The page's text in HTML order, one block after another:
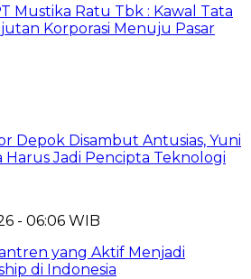
Mustika Ratu Tbk : Kawal Tata
Korporasi Menuju Pasar
Depok Disambut Antusias, Yuni
Harus Jadi Pencipta Teknologi
- 06:06 WIB
yang Aktif Menjadi
di Indonesia